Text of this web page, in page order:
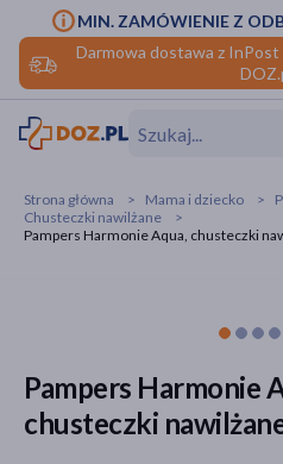
Darmowa dostawa z InPost
MIN. ZAMÓWIENIE Z
Strona główna Mama i dziecko
Chusteczki nawilżane
Pampers Harmonie Aqua, chusteczki
Pampers Harmonie
chusteczki